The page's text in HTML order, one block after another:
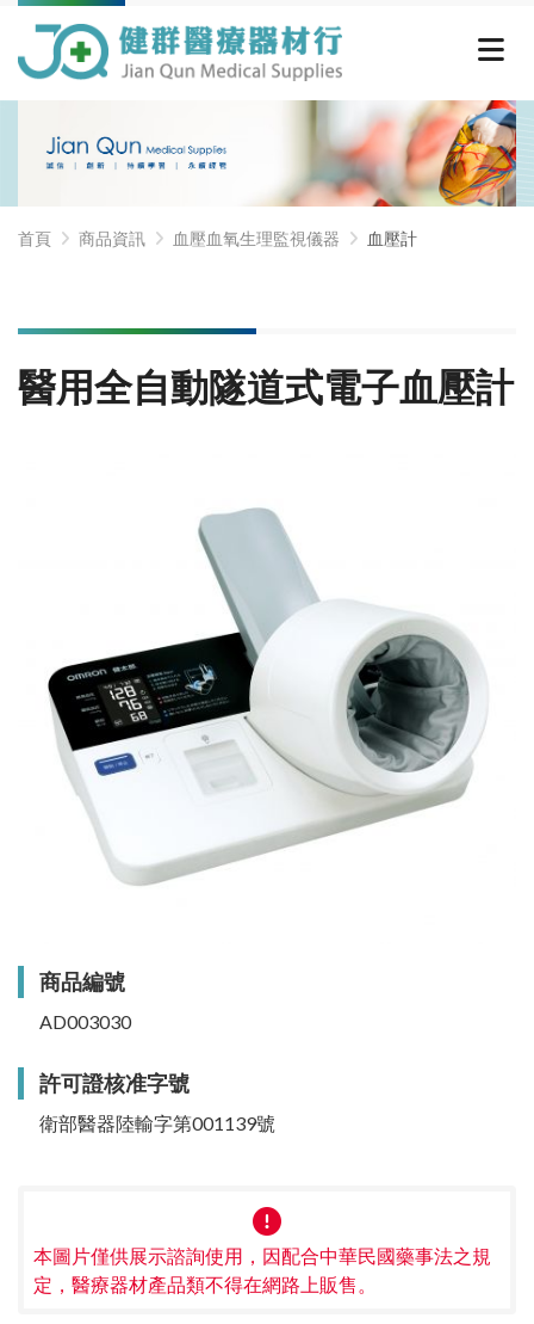
首頁 商品資訊 血壓血氧生理監視儀器 血壓計
醫用全自動隧道式電子血壓計
商品編號
AD003030
許可證核准字號
衛部醫器陸輸字第001139號
本圖片僅供展示諮詢使用，因配合中華民國藥事法之規
定，醫療器材產品類不得在網路上販售。